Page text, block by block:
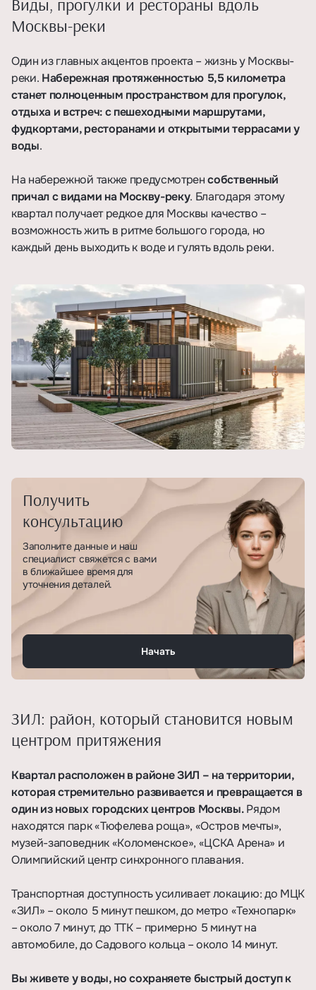
Виды, прогулки и рестораны вдоль
Москвы-реки
Один из главных акцентов проекта – жизнь у Москвы-
реки. Набережная протяженностью 5,5 километра
станет полноценным пространством для прогулок,
отдыха и встреч: с пешеходными маршрутами,
фудкортами, ресторанами и открытыми террасами у
воды.
На набережной также предусмотренсобственный
причал с видами на Москву-реку. Благодаря этому
квартал получает редкое для Москвы качество –
возможность жить в ритме большого города, но
каждый день выходить к воде и гулять вдоль реки.
Получить
консультацию
Заполните данные и наш
специалист свяжется с вами
в ближайшее время для
уточнения деталей.
Начать
ЗИЛ: район, который становится новым
центром притяжения
Квартал расположен в районе ЗИЛ – на территории,
которая стремительно развивается и превращается в
один из новых городских центров Москвы.Рядом
находятся парк «Тюфелева роща», «Остров мечты»,
музей-заповедник «Коломенское», «ЦСКА Арена» и
Олимпийский центр синхронного плавания.
Транспортная доступность усиливает локацию: до МЦК
«ЗИЛ» – около 5 минут пешком, до метро «Технопарк»
– около 7 минут, до ТТК – примерно 5 минут на
автомобиле, до Садового кольца – около 14 минут.
Вы живете у воды, но сохраняете быстрый доступ к